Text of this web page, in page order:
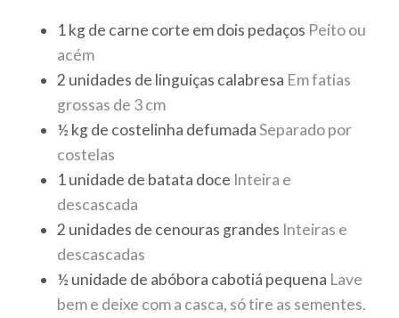
1kgde carne corte em dois pedaços Peito ou
acém
2 unidades de linguiças calabresa Em fatias
grossas de 3 cm
½ kgde costelinha defumada Separado por
costelas
1unidade de batata doce Inteira e
descascada
2 unidades de cenouras grandes Inteiras e
descascadas
½ unidade de abóbora cabotiá pequena Lave
bem e deixe com a casca, só tire as sementes.